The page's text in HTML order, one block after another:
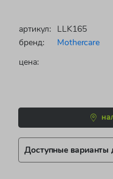
артикул: LLK165
бренд:
Mothercare
цена:
Доступные варианты